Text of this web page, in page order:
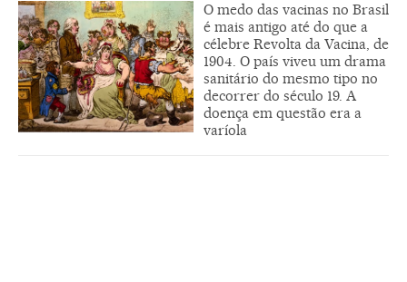
O medo das vacinas no Brasil
é mais antigo até do que a
célebre Revolta da Vacina, de
1904. O país viveu um drama
sanitário do mesmo tipo no
decorrer do século 19. A
doença em questão era a
varíola